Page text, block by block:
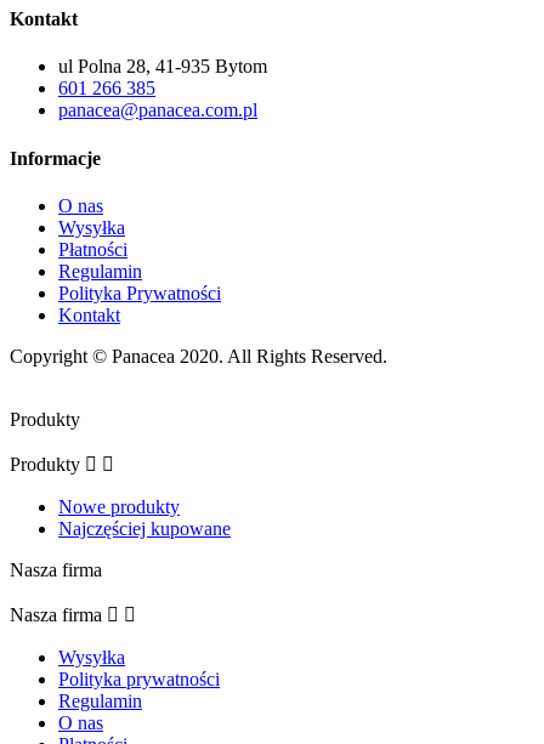
Kontakt
ul Polna 28, 41-935 Bytom
601 266 385
panacea@panacea.com.pl
Informacje
O nas
Wysyłka
Płatności
Regulamin
Polityka Prywatności
Kontakt
Copyright © Panacea 2020. All Rights Reserved.
Produkty
Produkty  
Nowe produkty
Najczęściej kupowane
Nasza firma
Nasza firma  
Wysyłka
Polityka prywatności
Regulamin
O nas